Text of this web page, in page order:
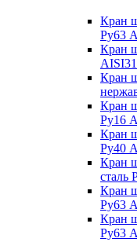
Кран
Ру63
Кран
Кран
Кран
Ру16
Кран
Ру40
Кран
сталь
Кран
Ру63
Кран
Ру63